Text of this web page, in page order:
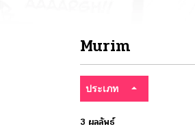
Murim
ประเภท
3 ผลลัพธ์